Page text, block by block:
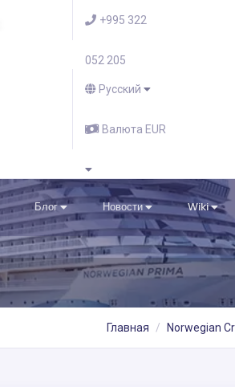
+995 322
052 205
Русский
Валюта EUR
Блог Новости Wiki
Главная Norwegian